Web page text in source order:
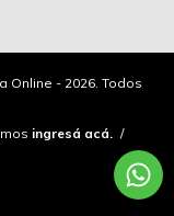
Online - 2026. Todos
ingresá acá. /